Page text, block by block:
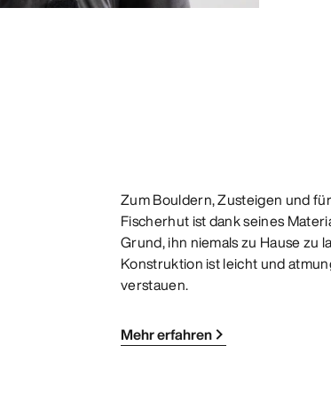
Zum Bouldern, Zusteigen und
Fischerhut ist dank seines
Grund, ihn niemals zu Hause zu
Konstruktion ist leicht und
verstauen.
Mehr erfahren